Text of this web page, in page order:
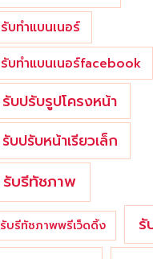
รับทำแบนเนอร์
รับทำแบนเนอร์facebook
รับปรับรูปโครงหน้า
รับปรับหน้าเรียวเล็ก
รับรีทัชภาพ
รับรีทัชภาพพรีเว็ดดิ้ง รั